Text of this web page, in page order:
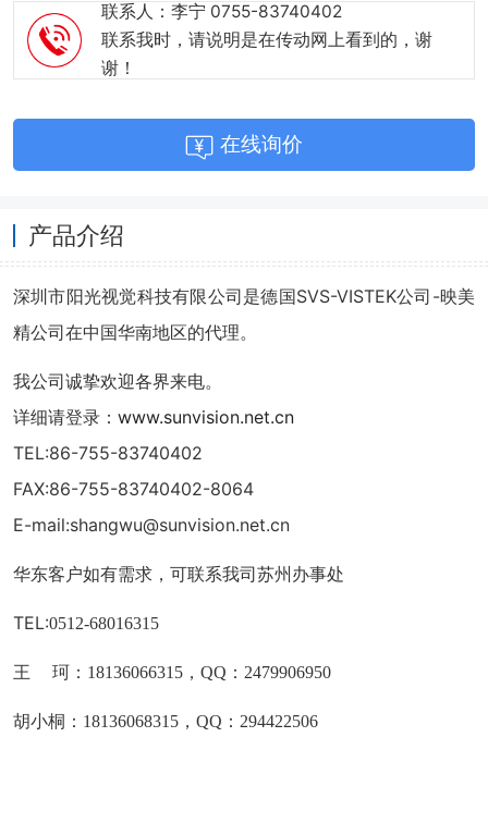
联系人：李宁 0755-83740402
联系我时，请说明是在传动网上看到的，谢
谢！
在线询价
产品介绍
深圳市阳光视觉科技有限公司是德国SVS-VISTEK公司-映美
精公司在中国华南地区的代理。
我公司诚挚欢迎各界来电。
详细请登录： www.sunvision.net.cn
TEL:86-755-83740402
FAX:86-755-83740402-8064
E-mail:shangwu@sunvision.net.cn
华东客户如有需求，可联系我司苏州办事处
TEL:0512-68016315
王 珂： 18136066315，QQ：2479906950
胡小桐： 18136068315，QQ：294422506